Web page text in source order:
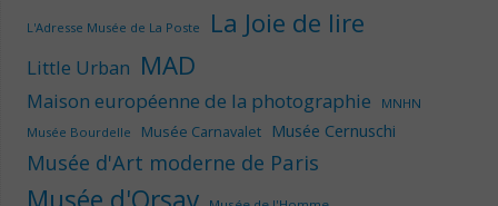
L'Adresse Musée de La Poste La Joie de lire
Little Urban MAD
Maison européenne de la photographie
MNHN
Musée Bourdelle
Musée Carnavalet Musée Cernuschi
Musée d'Art moderne de Paris